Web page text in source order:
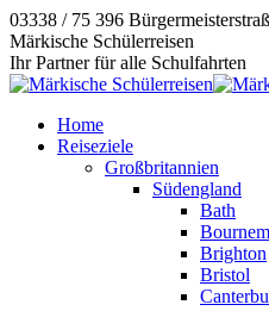
Zum
Inhalt
springen
03338 / 75 396
Instagram
page
opens
new
window
E-
Mail
page
new
Facebook
page
opens
new
window
Märkische Schülerreisen
Ihr Partner für alle Schulfahrten
Home
Reiseziele
Großbritannien
Südengland
Bath
Brighton
Bristol